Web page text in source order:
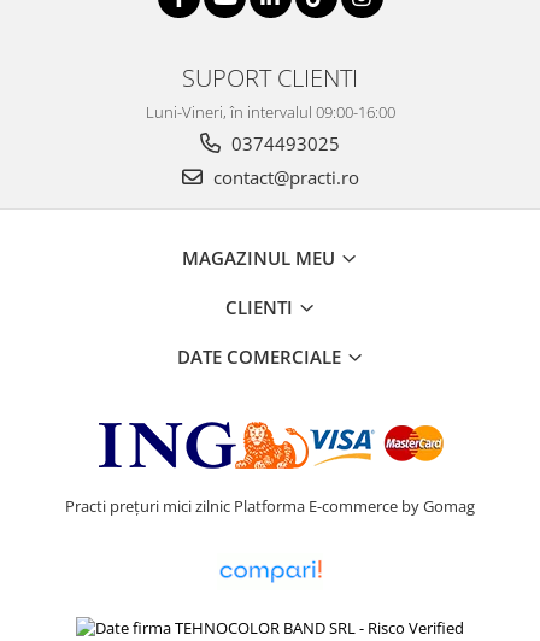
SUPORT CLIENTI
Luni-Vineri, în intervalul 09:00-16:00
0374493025
contact@practi.ro
MAGAZINUL MEU
CLIENTI
DATE COMERCIALE
Practi prețuri mici zilnic Platforma E-commerce by Gomag